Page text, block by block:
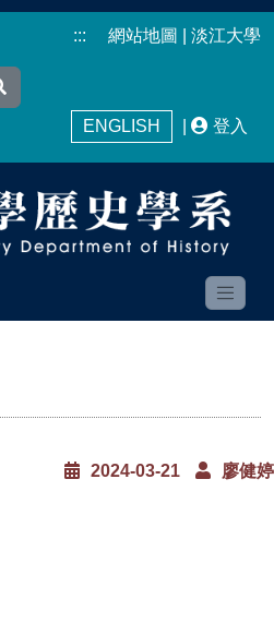
::: 網站地圖 淡江大學
ENGLISH 登入
2024-03-21
廖健婷